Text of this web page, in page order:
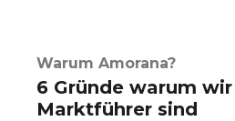
Warum Amorana?
6 Gründe warum
Marktführer sind